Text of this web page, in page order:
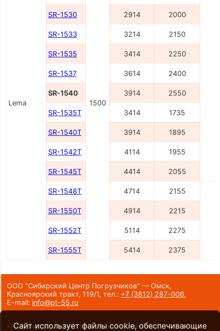
Lema 1500
SR-1530 2914 2000
SR-1533 3214 2150
SR-1535 3414 2250
SR-1537 3614 2400
SR-1540 3914 2550
SR-1535T 3414 1735
SR-1540T 3914 1895
SR-1542T 4114 1955
SR-1545T 4414 2055
SR-1548T 4714 2155
SR-1550T 4914 2215
SR-1552T 5114 2275
SR-1555T 5414 2375
ООО "Сибирский Центр Погрузчиков" — Омск,
Красноярский тракт, 119/1,тел.: +7 (3812) 287-006,
E-mail: info@pt-55.ru
Информация на сайте носит исключительно
Сайт использует файлы cookie, обеспечивающие